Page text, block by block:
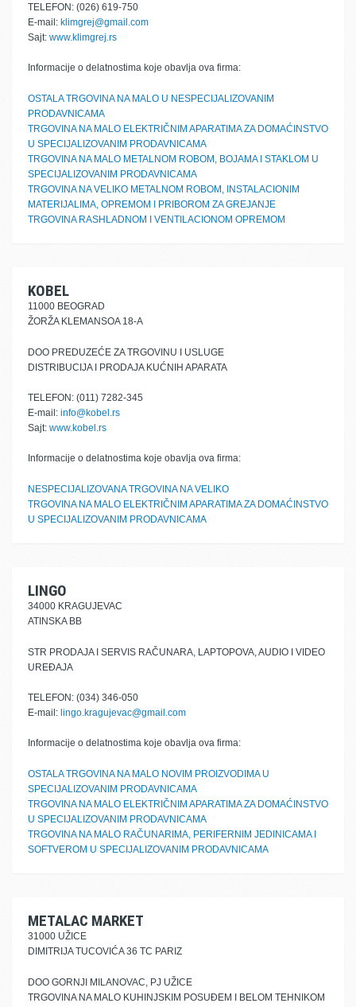
TELEFON: (026) 619-750
E-mail: klimgrej@gmail.com
Sajt: www.klimgrej.rs
Informacije o delatnostima koje obavlja ova firma:
OSTALA TRGOVINA NA MALO U NESPECIJALIZOVANIM
PRODAVNICAMA
TRGOVINA NA MALO ELEKTRIČNIM APARATIMA ZA DOMAĆINSTVO
U SPECIJALIZOVANIM PRODAVNICAMA
TRGOVINA NA MALO METALNOM ROBOM, BOJAMA I STAKLOM U
SPECIJALIZOVANIM PRODAVNICAMA
TRGOVINA NA VELIKO METALNOM ROBOM, INSTALACIONIM
MATERIJALIMA, OPREMOM I PRIBOROM ZA GREJANJE
TRGOVINA RASHLADNOM I VENTILACIONOM OPREMOM
KOBEL
11000 BEOGRAD
ŽORŽA KLEMANSOA 18-A
DOO PREDUZEĆE ZA TRGOVINU I USLUGE
DISTRIBUCIJA I PRODAJA KUĆNIH APARATA
TELEFON: (011) 7282-345
E-mail: info@kobel.rs
Sajt: www.kobel.rs
Informacije o delatnostima koje obavlja ova firma:
NESPECIJALIZOVANA TRGOVINA NA VELIKO
TRGOVINA NA MALO ELEKTRIČNIM APARATIMA ZA DOMAĆINSTVO
U SPECIJALIZOVANIM PRODAVNICAMA
LINGO
34000 KRAGUJEVAC
ATINSKA BB
STR PRODAJA I SERVIS RAČUNARA, LAPTOPOVA, AUDIO I VIDEO
UREĐAJA
TELEFON: (034) 346-050
E-mail: lingo.kragujevac@gmail.com
Informacije o delatnostima koje obavlja ova firma:
OSTALA TRGOVINA NA MALO NOVIM PROIZVODIMA U
SPECIJALIZOVANIM PRODAVNICAMA
TRGOVINA NA MALO ELEKTRIČNIM APARATIMA ZA DOMAĆINSTVO
U SPECIJALIZOVANIM PRODAVNICAMA
TRGOVINA NA MALO RAČUNARIMA, PERIFERNIM JEDINICAMA I
SOFTVEROM U SPECIJALIZOVANIM PRODAVNICAMA
METALAC MARKET
31000 UŽICE
DIMITRIJA TUCOVIĆA 36 TC PARIZ
DOO GORNJI MILANOVAC, PJ UŽICE
TRGOVINA NA MALO KUHINJSKIM POSUĐEM I BELOM TEHNIKOM